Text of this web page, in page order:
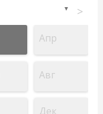
▼ >
Апр
Авг
Дек